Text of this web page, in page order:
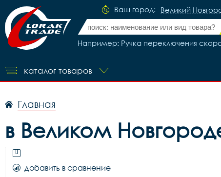
Ваш город: Великий
Например: Ручка переключения
каталог товаров
Главная
в Великом
добавить в сравнение